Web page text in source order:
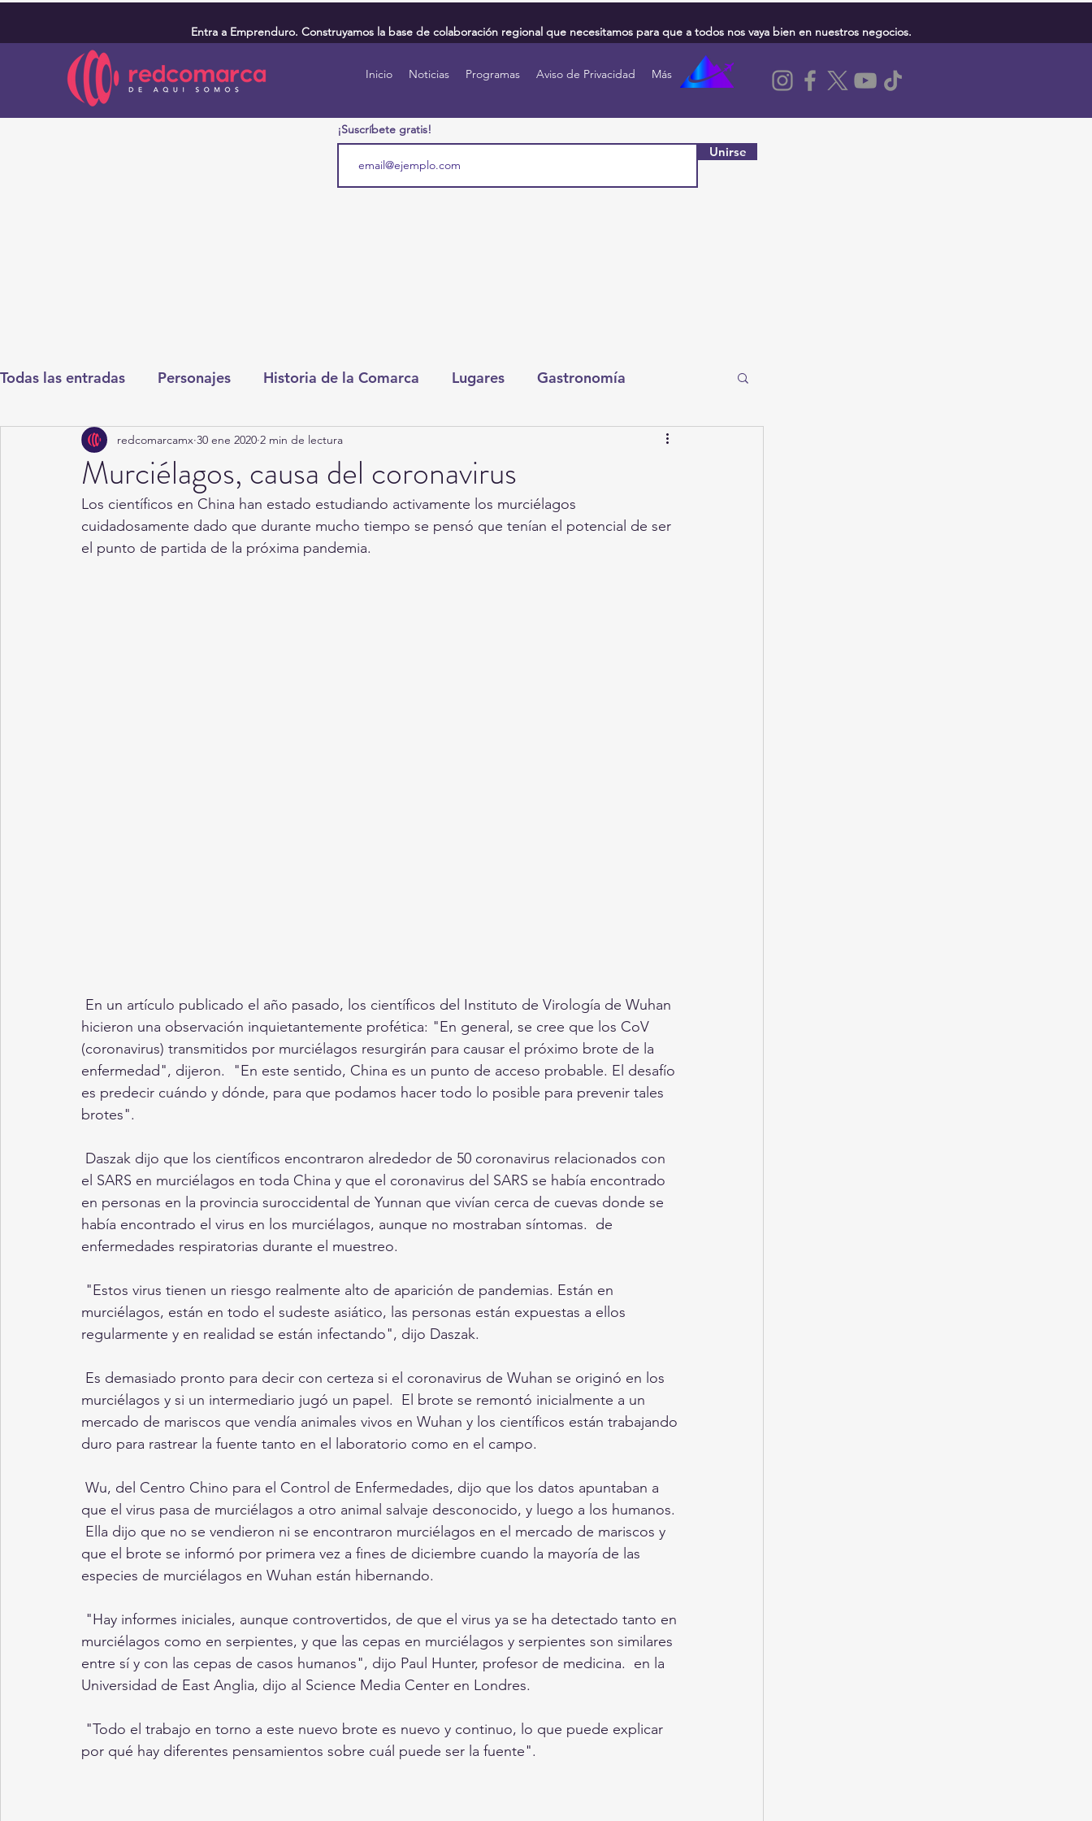
Entra a Emprenduro. Construyamos la base de colaboración regional que necesitamos para que a todos nos vaya bien en nuestros negocios.
Inicio Noticias Programas Aviso de Privacidad Más
¡Suscríbete gratis!
Unirse
Todas las entradas Personajes Historia de la Comarca Lugares Gastronomía
Deportes Salud Entretenimiento Cultura y Espectáculos Torreón
Round Cero Columnistas CDMX Nacionales Internacionales
Murciélagos, causa del coronavirus
redcomarcamx 30 ene 2020 2 min de lectura
Los científicos en China han estado estudiando activamente los murciélagos
cuidadosamente dado que durante mucho tiempo se pensó que tenían el potencial de ser
el punto de partida de la próxima pandemia.
hicieron una observación inquietantemente profética: "En general, se cree que los CoV
(coronavirus) transmitidos por murciélagos resurgirán para causar el próximo brote de la
enfermedad", dijeron.  "En este sentido, China es un punto de acceso probable. El desafío
es predecir cuándo y dónde, para que podamos hacer todo lo posible para prevenir tales
brotes".
el SARS en murciélagos en toda China y que el coronavirus del SARS se había encontrado
en personas en la provincia suroccidental de Yunnan que vivían cerca de cuevas donde se
había encontrado el virus en los murciélagos, aunque no mostraban síntomas.  de
enfermedades respiratorias durante el muestreo.
murciélagos, están en todo el sudeste asiático, las personas están expuestas a ellos
regularmente y en realidad se están infectando", dijo Daszak.
murciélagos y si un intermediario jugó un papel.  El brote se remontó inicialmente a un
mercado de mariscos que vendía animales vivos en Wuhan y los científicos están trabajando
duro para rastrear la fuente tanto en el laboratorio como en el campo.
que el virus pasa de murciélagos a otro animal salvaje desconocido, y luego a los humanos.
Ella dijo que no se vendieron ni se encontraron murciélagos en el mercado de mariscos y
que el brote se informó por primera vez a fines de diciembre cuando la mayoría de las
especies de murciélagos en Wuhan están hibernando.
murciélagos como en serpientes, y que las cepas en murciélagos y serpientes son similares
entre sí y con las cepas de casos humanos", dijo Paul Hunter, profesor de medicina.  en la
Universidad de East Anglia, dijo al Science Media Center en Londres.
por qué hay diferentes pensamientos sobre cuál puede ser la fuente".